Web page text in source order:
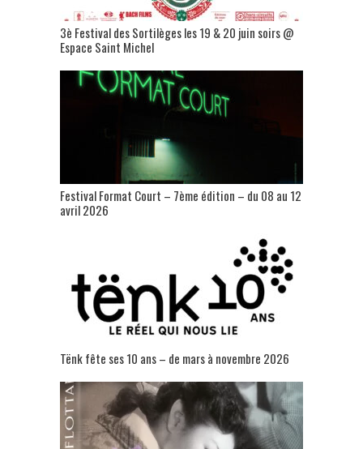
3è Festival des Sortilèges les 19 & 20 juin soirs @
Espace Saint Michel
Festival Format Court – 7ème édition – du 08 au 12
avril 2026
Tënk fête ses 10 ans – de mars à novembre 2026